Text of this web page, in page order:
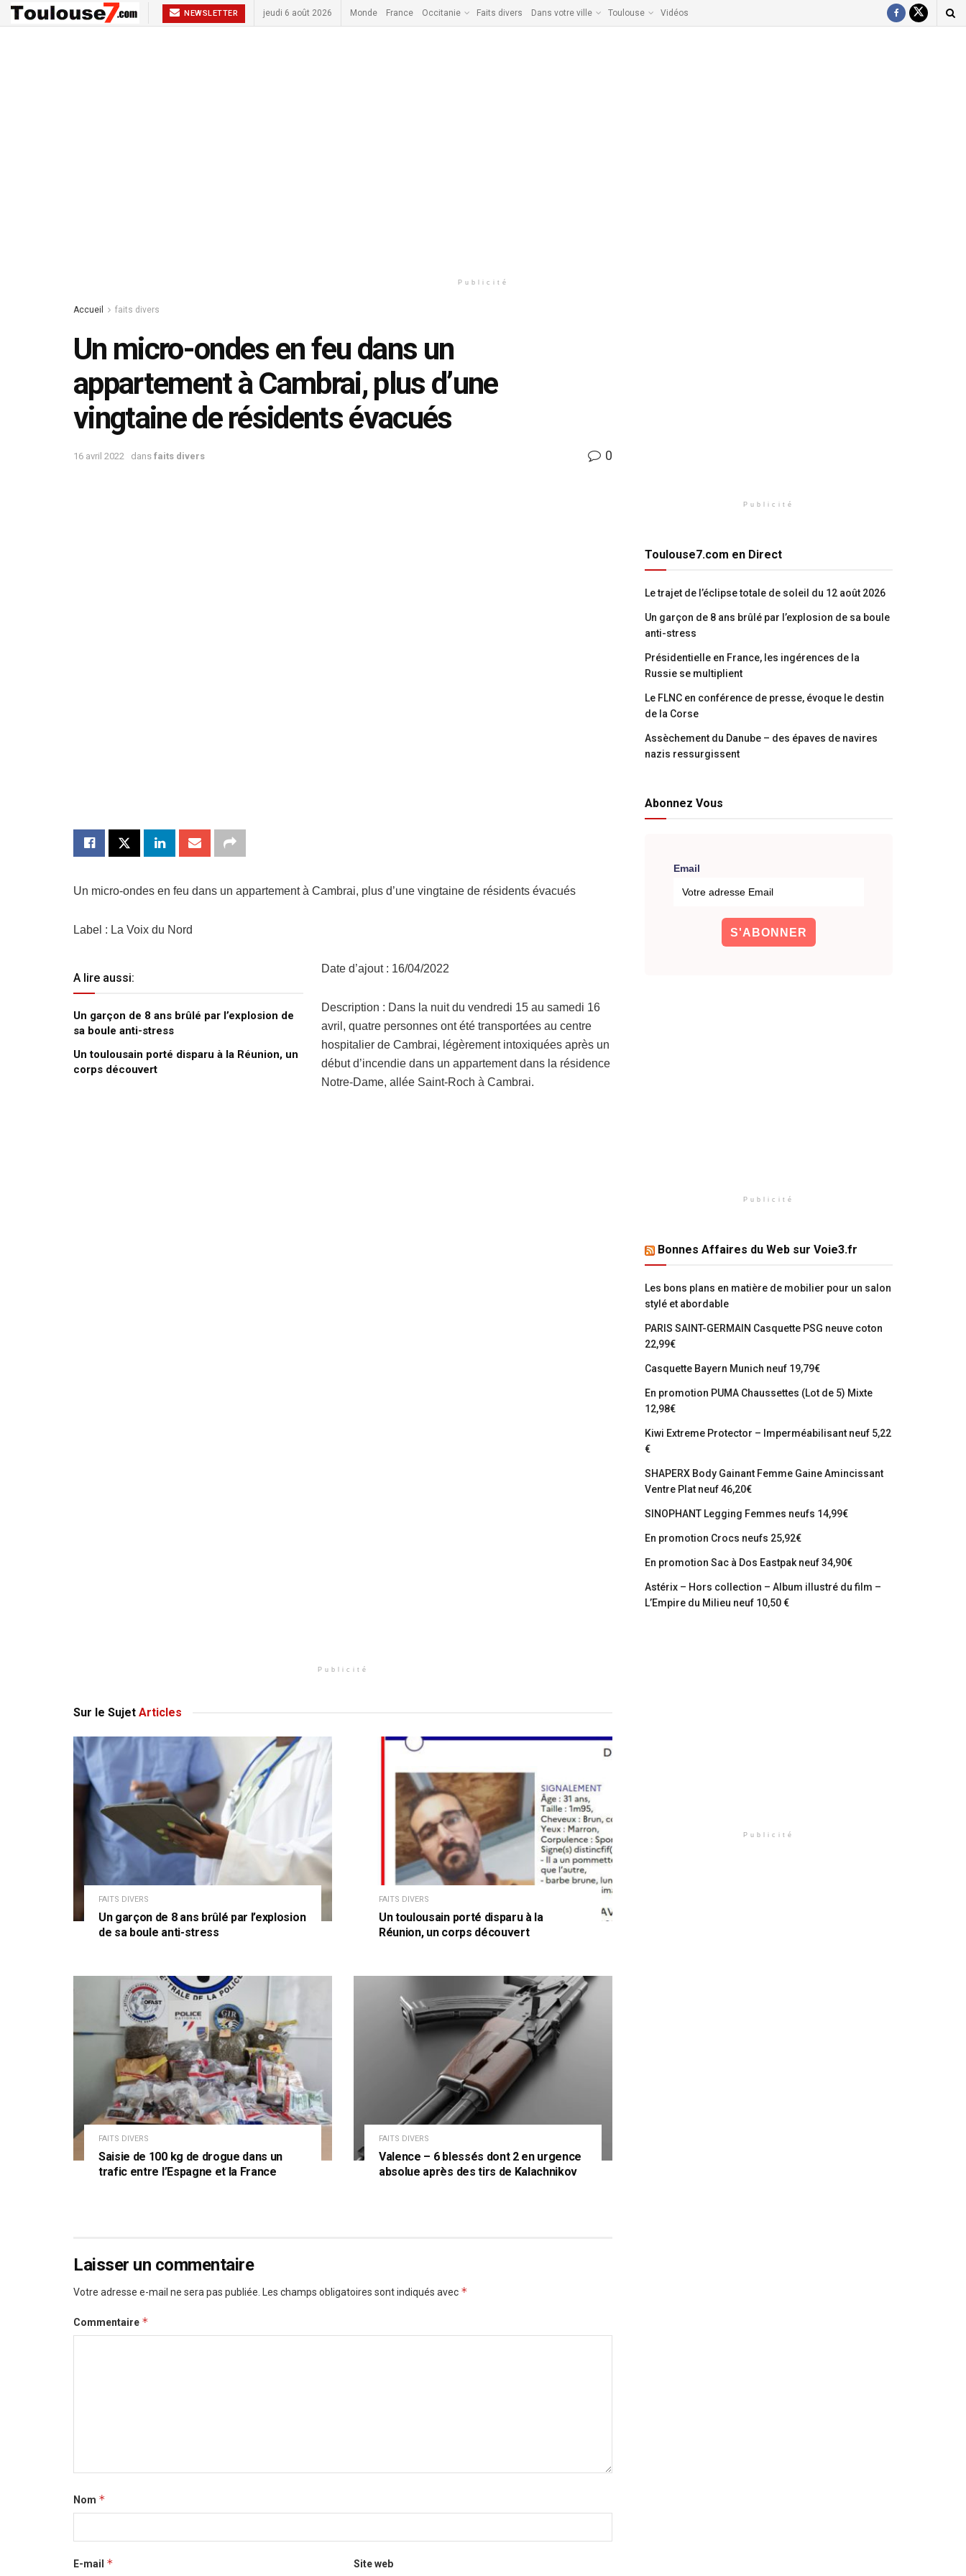
NEWSLETTER jeudi 6 août 2026 Monde France Occitanie Faits divers Dans votre ville Toulouse Vidéos
Publicité
Accueil faits divers
Un micro-ondes en feu dans un
appartement à Cambrai, plus d’une
vingtaine de résidents évacués
16 avril 2022 dans faits divers 0
Un micro-ondes en feu dans un appartement à Cambrai, plus d’une vingtaine de résidents évacués
Label : La Voix du Nord
A lire aussi:
Un garçon de 8 ans brûlé par l’explosion de
sa boule anti-stress
Un toulousain porté disparu à la Réunion, un
corps découvert
Date d’ajout : 16/04/2022
Description : Dans la nuit du vendredi 15 au samedi 16
avril, quatre personnes ont été transportées au centre
hospitalier de Cambrai, légèrement intoxiquées après un
début d’incendie dans un appartement dans la résidence
Notre-Dame, allée Saint-Roch à Cambrai.
Publicité
Sur le Sujet Articles
FAITS DIVERS
Un garçon de 8 ans brûlé par l’explosion
de sa boule anti-stress
FAITS DIVERS
Un toulousain porté disparu à la
Réunion, un corps découvert
FAITS DIVERS
Saisie de 100 kg de drogue dans un
trafic entre l’Espagne et la France
FAITS DIVERS
Valence – 6 blessés dont 2 en urgence
absolue après des tirs de Kalachnikov
Laisser un commentaire
Votre adresse e-mail ne sera pas publiée. Les champs obligatoires sont indiqués avec *
Commentaire *
Nom *
E-mail * Site web
Publicité
Toulouse7.com en Direct
Le trajet de l’éclipse totale de soleil du 12 août 2026
Un garçon de 8 ans brûlé par l’explosion de sa boule
anti-stress
Présidentielle en France, les ingérences de la
Russie se multiplient
Le FLNC en conférence de presse, évoque le destin
de la Corse
Assèchement du Danube – des épaves de navires
nazis ressurgissent
Abonnez Vous
Email
Publicité
Bonnes Affaires du Web sur Voie3.fr
Les bons plans en matière de mobilier pour un salon
stylé et abordable
PARIS SAINT-GERMAIN Casquette PSG neuve coton
22,99€
Casquette Bayern Munich neuf 19,79€
En promotion PUMA Chaussettes (Lot de 5) Mixte
12,98€
Kiwi Extreme Protector – Imperméabilisant neuf 5,22
€
SHAPERX Body Gainant Femme Gaine Amincissant
Ventre Plat neuf 46,20€
SINOPHANT Legging Femmes neufs 14,99€
En promotion Crocs neufs 25,92€
En promotion Sac à Dos Eastpak neuf 34,90€
Astérix – Hors collection – Album illustré du film –
L’Empire du Milieu neuf 10,50 €
Publicité